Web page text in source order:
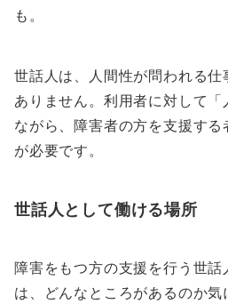
も。
世話人は、人間性が問われる
ありません。利用者に対して「
ながら、障害者の方を支援する
が必要です。
世話人として働ける場所
障害をもつ方の支援を行う世
は、どんなところがあるのか気